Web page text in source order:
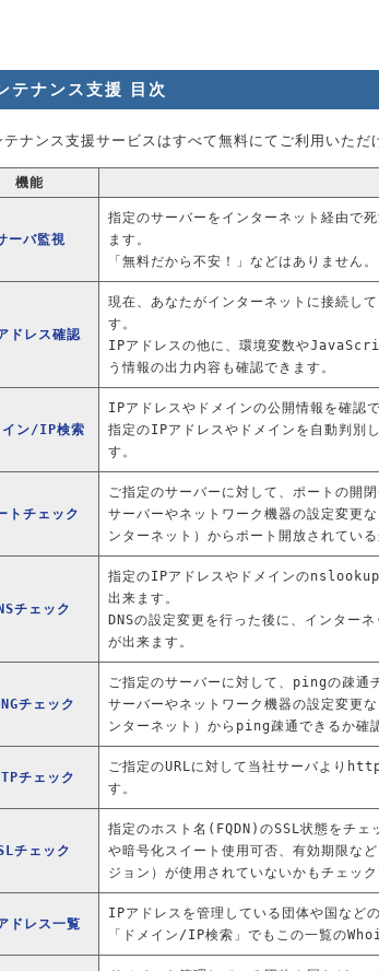
テナンス支援 目次
ナンス支援サービスはすべて無料にてご利用いただ
機能
ーバ監視
指定のサーバーをインターネット経由で
ます。
「無料だから不安！」などはありません
ドレス確認
現在、あなたがインターネットに接続し
す。
IPアドレスの他に、環境変数や
う情報の出力内容も確認できます。
イン/IP検索
IPアドレスやドメインの公開情報を確認で
指定のIPアドレスやドメインを自動判別
す。
トチェック
ご指定のサーバーに対して、ポートの開
サーバーやネットワーク機器の設定変更
ンターネット）からポート開放されてい
チェック
指定のIPアドレスやドメインの
出来ます。
DNSの設定変更を行った後に、インター
が出来ます。
チェック
ご指定のサーバーに対して、pingの疎通
サーバーやネットワーク機器の設定変更
ンターネット）からping疎通できるか確
チェック
ご指定のURLに対して当社サーバより
す。
チェック
指定のホスト名(FQDN)のSSL状態をチェ
や暗号化スイート使用可否、有効期限な
ジョン）が使用されていないかもチェック
ドレス一覧
IPアドレスを管理している団体や国など
「ドメイン/IP検索」でもこの一覧の